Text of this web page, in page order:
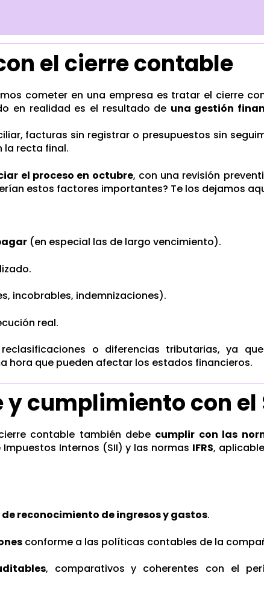
el cierre contable
cometer en una empresa es tratar el cierre
en realidad es el resultado de una gestión
facturas sin registrar o presupuestos sin
la recta final.
el proceso en octubre, con una revisión
estos factores importantes? Te los dejamos
(en especial las de largo vencimiento).
incobrables, indemnizaciones).
real.
o diferencias tributarias, ya
hora que pueden afectar los estados financieros.
y cumplimiento con el
contable también debe cumplir con las
Internos (SII) y las normas IFRS,
reconocimiento de ingresos y gastos.
conforme a las políticas contables de la
, comparativos y coherentes con el